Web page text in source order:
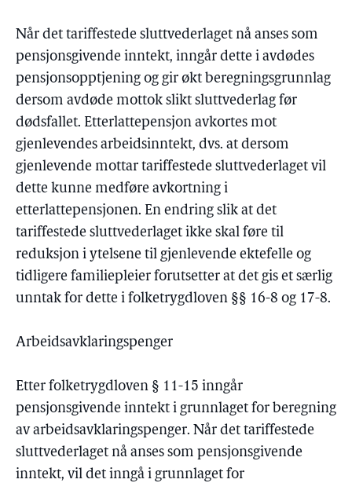
Når det tariffestede sluttvederlaget nå anses som
pensjonsgivende inntekt, inngår dette i avdødes
pensjonsopptjening og gir økt beregningsgrunnlag
dersom avdøde mottok slikt sluttvederlag før
dødsfallet. Etterlattepensjon avkortes mot
gjenlevendes arbeidsinntekt, dvs. at dersom
gjenlevende mottar tariffestede sluttvederlaget vil
dette kunne medføre avkortning i
etterlattepensjonen. En endring slik at det
tariffestede sluttvederlaget ikke skal føre til
reduksjon i ytelsene til gjenlevende ektefelle og
tidligere familiepleier forutsetter at det gis et særlig
unntak for dette i folketrygdloven §§ 16-8 og 17-8.
Arbeidsavklaringspenger
Etter folketrygdloven § 11-15 inngår
pensjonsgivende inntekt i grunnlaget for beregning
av arbeidsavklaringspenger. Når det tariffestede
sluttvederlaget nå anses som pensjonsgivende
inntekt, vil det inngå i grunnlaget for